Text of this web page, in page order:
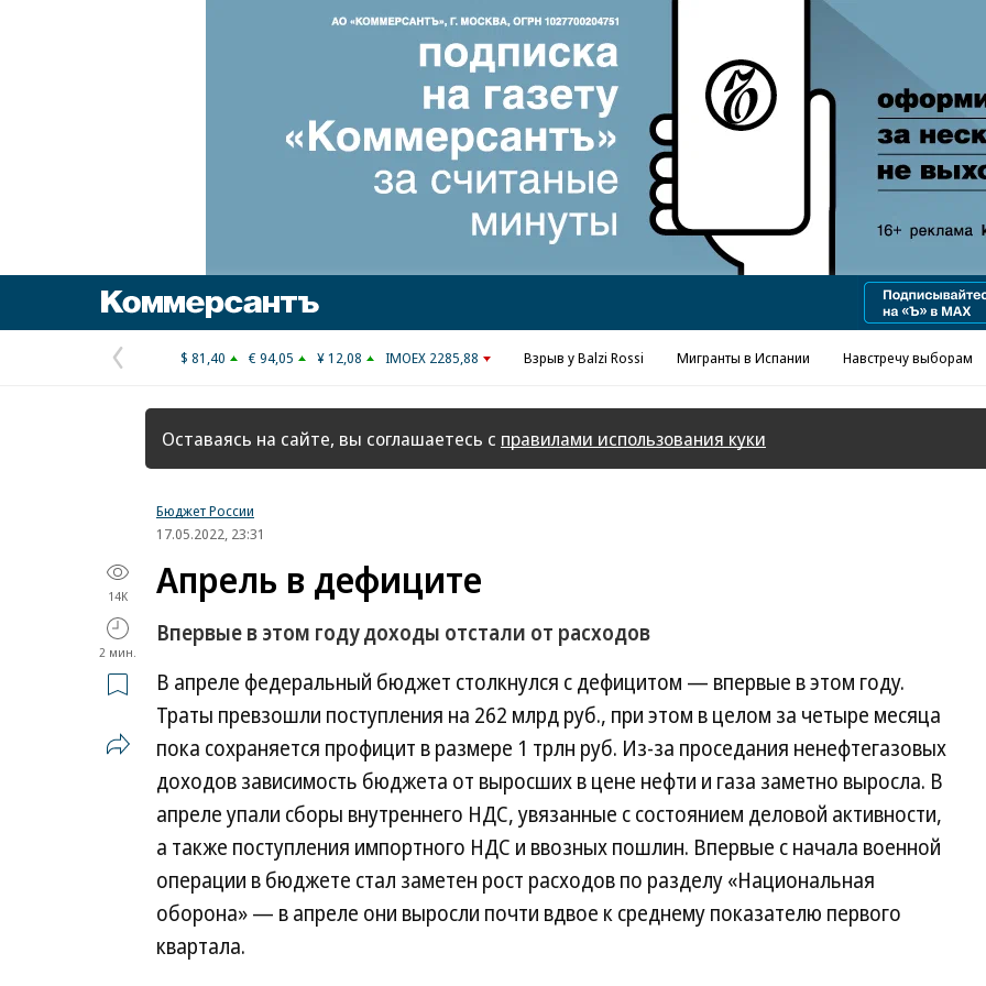
Реклама в «Ъ» www.kommersant.ru/ad
Предыдущая
страница
$ 81,40 € 94,05 ¥ 12,08 IMOEX 2285,88 Взрыв у Balzi Rossi Мигранты в Испании Навстречу выборам
Оставаясь на сайте, вы соглашаетесь с правилами использования куки
Бюджет России
17.05.2022, 23:31
14K
2 мин.
Апрель в дефиците
Впервые в этом году доходы отстали от расходов
В апреле федеральный бюджет столкнулся с дефицитом — впервые в этом году.
Траты превзошли поступления на 262 млрд руб., при этом в целом за четыре месяца
пока сохраняется профицит в размере 1 трлн руб. Из-за проседания ненефтегазовых
доходов зависимость бюджета от выросших в цене нефти и газа заметно выросла. В
апреле упали сборы внутреннего НДС, увязанные с состоянием деловой активности,
а также поступления импортного НДС и ввозных пошлин. Впервые с начала военной
операции в бюджете стал заметен рост расходов по разделу «Национальная
оборона» — в апреле они выросли почти вдвое к среднему показателю первого
квартала.